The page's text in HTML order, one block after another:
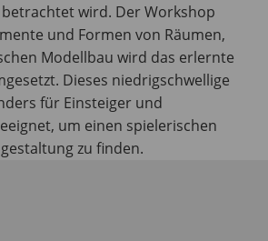
wird. Der Workshop
und Formen von Räumen,
Modellbau wird das erlernte
Dieses niedrigschwellige
für Einsteiger und
um einen spielerischen
zu finden.